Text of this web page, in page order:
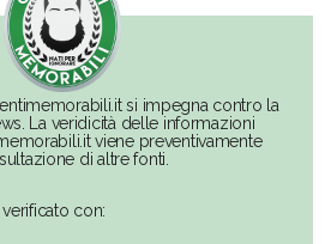
si impegna contro la
La veridicità delle informazioni
viene preventivamente
di altre fonti.
con: